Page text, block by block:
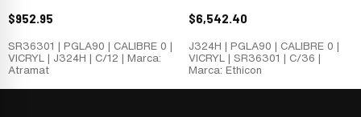
$952.95
SR36301 | PGLA90 | CALIBRE 0 |
VICRYL | J324H | C/12 | Marca:
Atramat
$6,542.40
J324H | PGLA90 | CALIBRE 0 |
VICRYL | SR36301 | C/36 |
Marca: Ethicon